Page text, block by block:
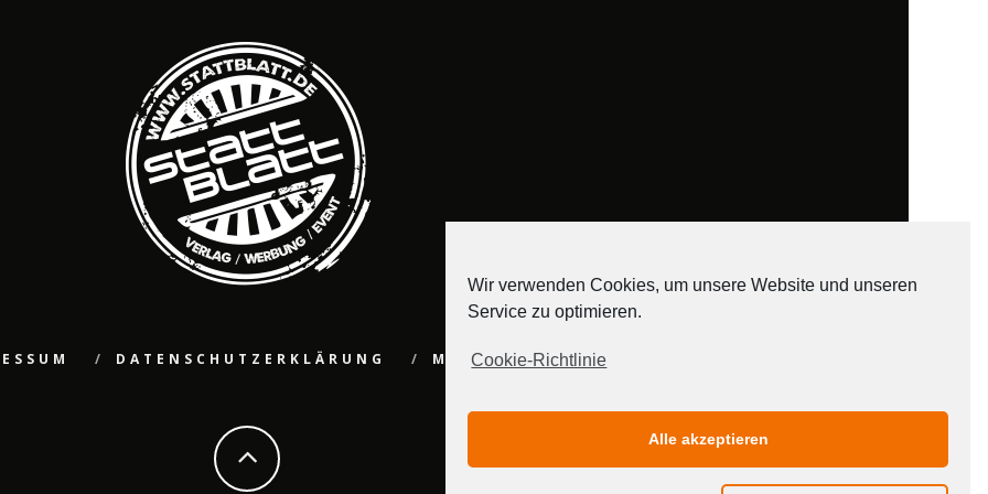
DATENSCHUTZERKLÄRUNG MEDIADATEN
Wir verwenden Cookies, um unsere Website und unseren
Service zu optimieren.
Cookie-Richtlinie
Alle akzeptieren